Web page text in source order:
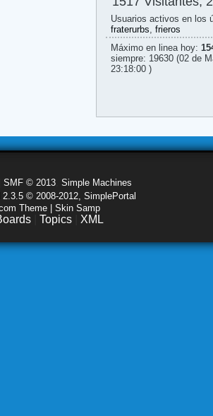
Usuarios activos en los
fraterurbs, frieros
Máximo en linea hoy:
siempre: 19630 (02 de
23:18:00 )
SMF © 2013 Simple Machines
2.3.5 © 2008-2012, SimplePortal
Theme | Skin Samp
Topics XML